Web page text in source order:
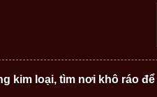
kim loại, tìm nơi khô ráo